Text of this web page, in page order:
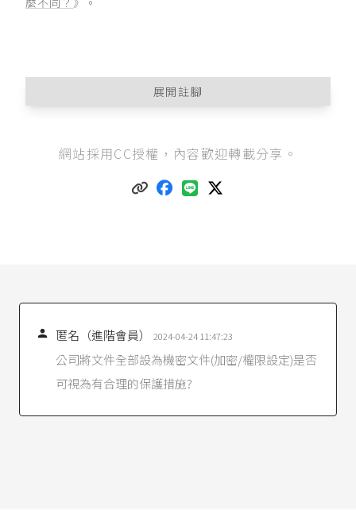
展開註腳
法、技術、製程、配方、程式、設計或其他可用
稱秘密性，屬於相對秘密概念，知悉秘密之人固
細內容及範圍，具有一定封閉性，秘密所有人在
不知者外，相關專業領域之人亦不知悉者屬
之。」
網站採用CC授權，內容歡迎轉載分享。
 匿名（進階會員） 2024-04-24 11:47:23
公司將文件全部設為機密文件(加密/權限設定)是否
可視為有合理的保護措施?